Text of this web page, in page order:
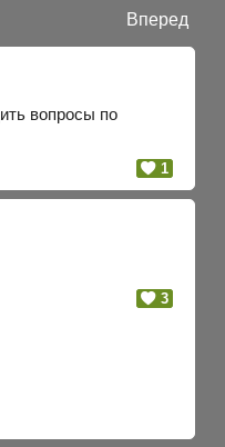
Вперед
вопросы по
1
3